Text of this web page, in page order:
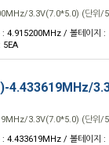
3.3V(7.0*5.0) (단위/
4.915200MHz / 볼테이지
5EA
4.433619MHz/
3.3V(7.0*5.0) (단위/
4.433619MHz / 볼테이지